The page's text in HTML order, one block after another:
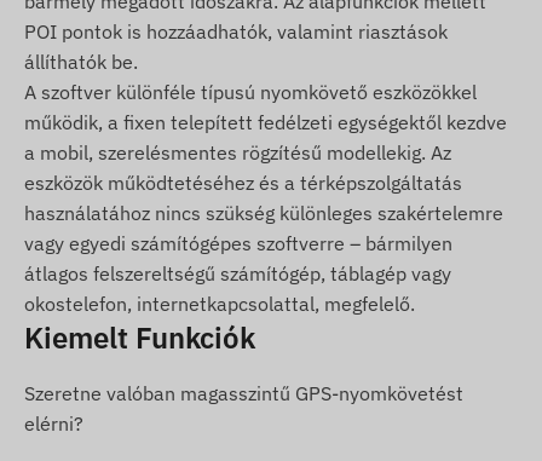
(cserélhető) nano SIM kártya segítségével
történik. A pozíciók és az állapotadatok
lekérdezhetők SMS-ben vagy online nyomkövető
alkalmazáson keresztül a világ bármely pontjáról.
Működési régió
4G: Világ
2G: Világ
Vásárlási opciók
nem), azt a gyári beállításokkal adjuk át. A
működtetéshez szükséges SIM kártyáról, annak
POI pontok is hozzáadhatók, valamint riasztások
állíthatók be.
A szoftver különféle típusú nyomkövető eszközökkel
működik, a fixen telepített fedélzeti egységektől kezdve
a mobil, szerelésmentes rögzítésű modellekig. Az
eszközök működtetéséhez és a térképszolgáltatás
használatához nincs szükség különleges szakértelemre
vagy egyedi számítógépes szoftverre – bármilyen
átlagos felszereltségű számítógép, táblagép vagy
okostelefon, internetkapcsolattal, megfelelő.
Kiemelt Funkciók
Szeretne valóban magasszintű GPS-nyomkövetést
elérni?